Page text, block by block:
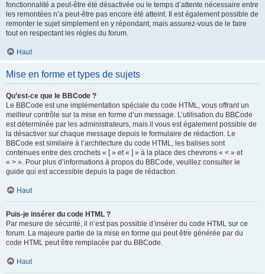
fonctionnalité a peut-être été désactivée ou le temps d’attente nécessaire entre
les remontées n’a peut-être pas encore été atteint. Il est également possible de
remonter le sujet simplement en y répondant, mais assurez-vous de le faire
tout en respectant les règles du forum.
Haut
Mise en forme et types de sujets
Qu’est-ce que le BBCode ?
Le BBCode est une implémentation spéciale du code HTML, vous offrant un
meilleur contrôle sur la mise en forme d’un message. L’utilisation du BBCode
est déterminée par les administrateurs, mais il vous est également possible de
la désactiver sur chaque message depuis le formulaire de rédaction. Le
BBCode est similaire à l’architecture du code HTML, les balises sont
contenues entre des crochets « [ » et « ] » à la place des chevrons « < » et
« > ». Pour plus d’informations à propos du BBCode, veuillez consulter le
guide qui est accessible depuis la page de rédaction.
Haut
Puis-je insérer du code HTML ?
Par mesure de sécurité, il n’est pas possible d’insérer du code HTML sur ce
forum. La majeure partie de la mise en forme qui peut être générée par du
code HTML peut être remplacée par du BBCode.
Haut